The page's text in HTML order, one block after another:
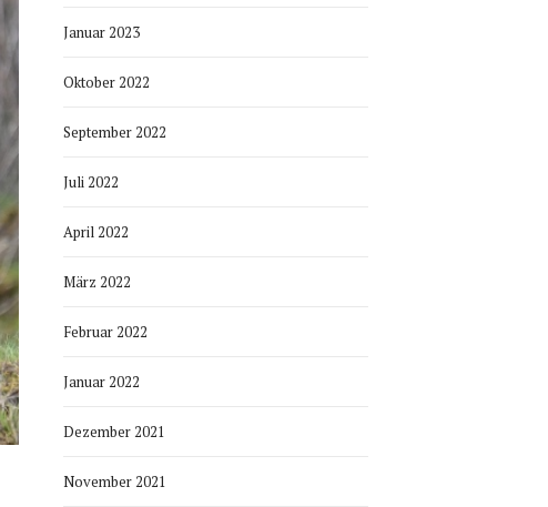
Januar 2023
Oktober 2022
September 2022
Juli 2022
April 2022
März 2022
Februar 2022
Januar 2022
Dezember 2021
November 2021